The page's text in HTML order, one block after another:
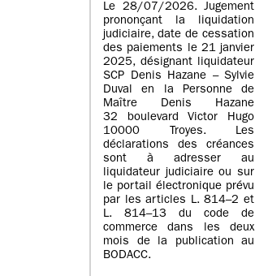
Le 28/07/2026. Jugement
prononçant la liquidation
judiciaire, date de cessation
des paiements le 21 janvier
2025, désignant liquidateur
SCP Denis Hazane – Sylvie
Duval en la Personne de
Maître Denis Hazane
32 boulevard Victor Hugo
10000 Troyes. Les
déclarations des créances
sont à adresser au
liquidateur judiciaire ou sur
le portail électronique prévu
par les articles L. 814–2 et
L. 814–13 du code de
commerce dans les deux
mois de la publication au
BODACC.